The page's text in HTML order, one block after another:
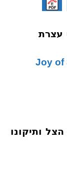
עצרת
284
ותיקונו